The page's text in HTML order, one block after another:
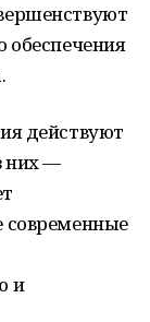
обеспечения
действуют
них —
современные
и